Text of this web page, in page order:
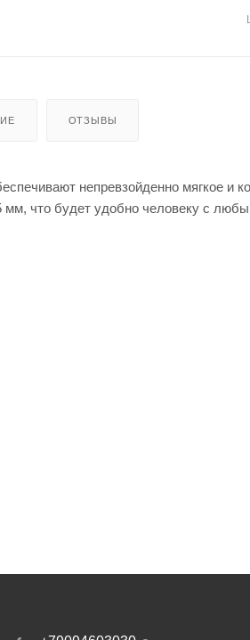
ОТЗЫВЫ
непревзойденно мягкое и
что будет удобно человеку с